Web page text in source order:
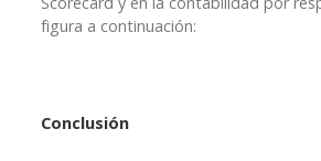
figura a continuación:
Conclusión